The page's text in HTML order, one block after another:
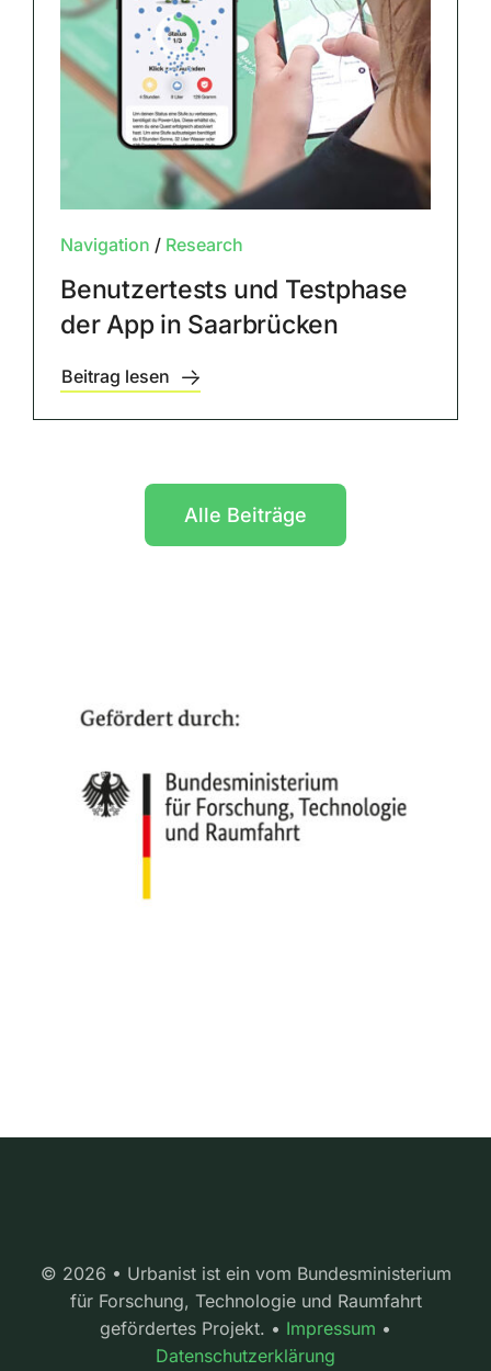
Navigation / Research
Benutzertests und Testphase
der App in Saarbrücken
Beitrag lesen
Alle Beiträge
© 2026 • Urbanist ist ein vom Bundesministerium
für Forschung, Technologie und Raumfahrt
gefördertes Projekt. • Impressum •
Datenschutzerklärung